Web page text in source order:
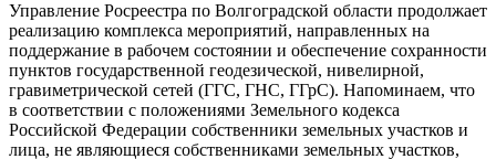
Управление Росреестра по Волгоградской области продолжает
реализацию комплекса мероприятий, направленных на
поддержание в рабочем состоянии и обеспечение сохранности
пунктов государственной геодезической, нивелирной,
гравиметрической сетей (ГГС, ГНС, ГГрС). Напоминаем, что
в соответствии с положениями Земельного кодекса
Российской Федерации собственники земельных участков и
лица, не являющиеся собственниками земельных участков,